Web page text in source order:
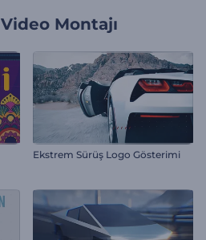
Video Montajı
Ekstrem Sürüş Logo Gösterimi